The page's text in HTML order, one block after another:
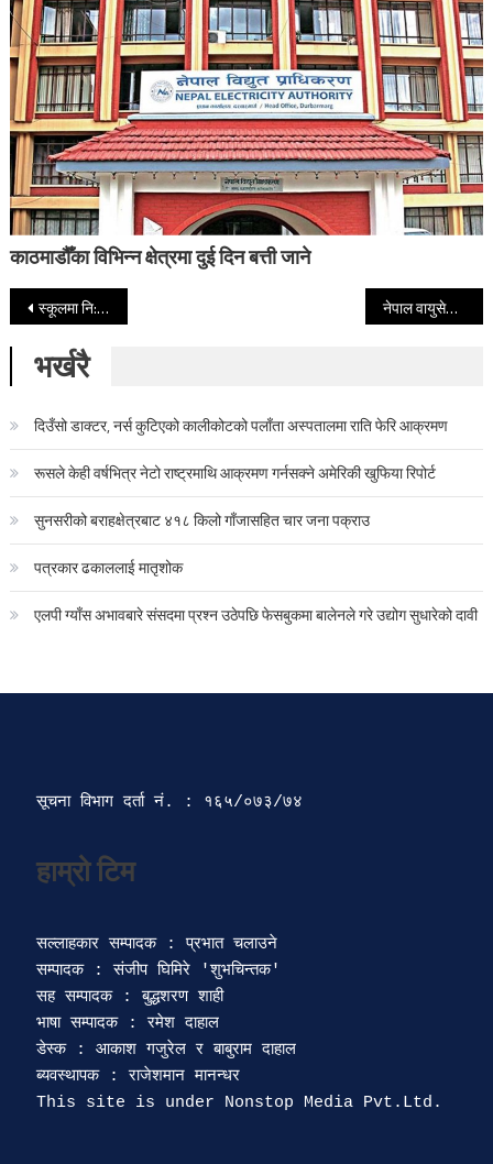
काठमाडौँका विभिन्न क्षेत्रमा दुई दिन बत्ती जाने
Post navigation
स्कूलमा नि:शुल्क खाजा दिन थालिएपछि पढ्ने बालबालिका ह्वात्तै बढे नेपाल वायुसेवा निगमले थाल्यो आन्तरिक उडानमा अनलाइन टिकेटिङ्ग सेवा
भर्खरै
दिउँसो डाक्टर, नर्स कुटिएको कालीकोटको पलाँता अस्पतालमा राति फेरि आक्रमण
रूसले केही वर्षभित्र नेटो राष्ट्रमाथि आक्रमण गर्नसक्ने अमेरिकी खुफिया रिपोर्ट
सुनसरीको बराहक्षेत्रबाट ४१८ किलो गाँजासहित चार जना पक्राउ
पत्रकार ढकाललाई मातृशोक
एलपी ग्याँस अभावबारे संसदमा प्रश्न उठेपछि फेसबुकमा बालेनले गरे उद्योग सुधारेको दावी
सूचना विभाग दर्ता‍ नं. : १६५/०७३/७४
हाम्रो टिम
सल्लाहकार सम्पादक : प्रभात चलाउने
सम्पादक : संजीप घिमिरे 'शुभचिन्तक'
सह सम्पादक : बुद्धशरण शाही
भाषा सम्पादक : रमेश दाहाल
डेस्क : आकाश गजुरेल र बाबुराम दाहाल
ब्यवस्थापक : राजेशमान मानन्धर